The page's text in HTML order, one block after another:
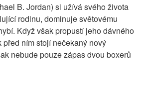
B. Jordan) si užívá svého života
rodinu, dominuje světovému
Když však propustí jeho dávného
před ním stojí nečekaný nový
nebude pouze zápas dvou boxerů